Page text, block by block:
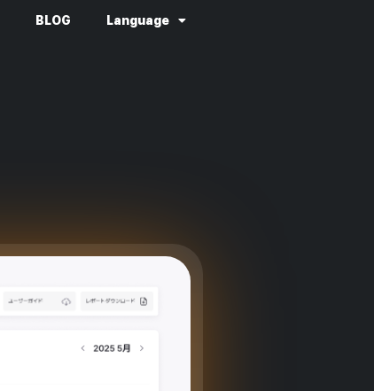
BLOG Language